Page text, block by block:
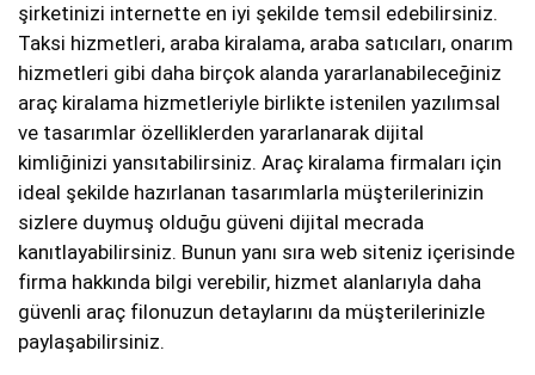
şirketinizi internette en iyi şekilde temsil edebilirsiniz.
Taksi hizmetleri, araba kiralama, araba satıcıları, onarım
hizmetleri gibi daha birçok alanda yararlanabileceğiniz
araç kiralama hizmetleriyle birlikte istenilen yazılımsal
ve tasarımlar özelliklerden yararlanarak dijital
kimliğinizi yansıtabilirsiniz. Araç kiralama firmaları için
ideal şekilde hazırlanan tasarımlarla müşterilerinizin
sizlere duymuş olduğu güveni dijital mecrada
kanıtlayabilirsiniz. Bunun yanı sıra web siteniz içerisinde
firma hakkında bilgi verebilir, hizmet alanlarıyla daha
güvenli araç filonuzun detaylarını da müşterilerinizle
paylaşabilirsiniz.